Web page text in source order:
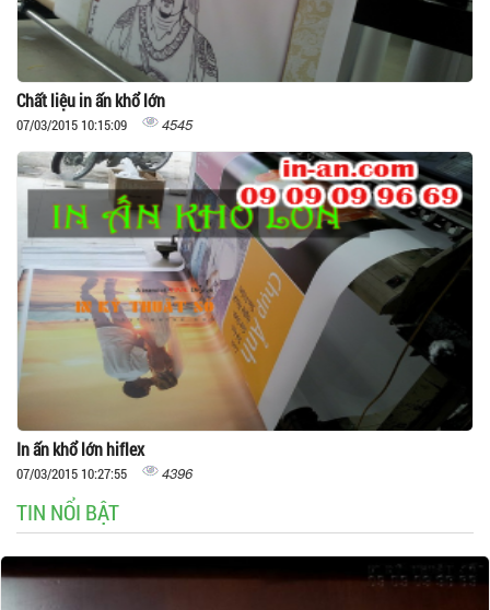
Chất liệu in ấn khổ lớn
07/03/2015 10:15:09 4545
In ấn khổ lớn hiflex
07/03/2015 10:27:55 4396
TIN NỔI BẬT